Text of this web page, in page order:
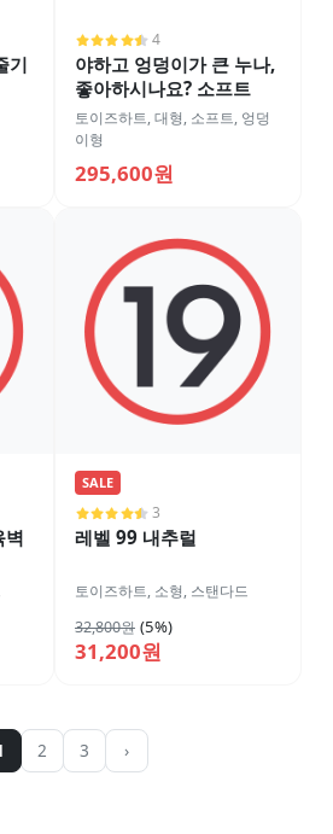
기
4
야하고 엉덩이가 큰 누나,
좋아하시나요? 소프트
토이즈하트,대형, 소프트, 엉덩
이형
295,600원
벽
SALE
3
레벨 99 내추럴
토이즈하트, 소형, 스탠다드
32,800원 (5%)
31,200원
2 3 ›